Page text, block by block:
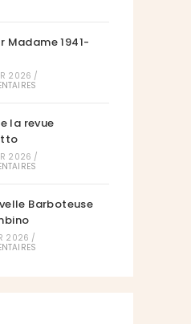
Madame 1941-
2026 /
la revue
2026 /
Barboteuse
2026 /